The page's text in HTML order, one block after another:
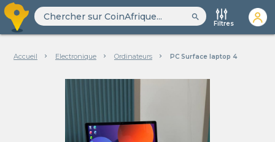
search
Filtres
Accueil Electronique Ordinateurs PC Surface laptop 4